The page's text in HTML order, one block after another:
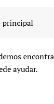
principal
ayudar.